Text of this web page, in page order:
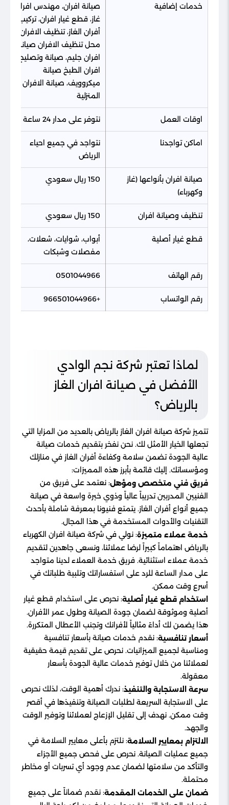
خدمات إضافية
صيانة افران، مهندس افران
غاز، قطع غيار افران، تركيب
أفران الغاز، تنظيف الافران،
محل تنظيف الافران صيانة
افران جليم، صيانة وتصليح
افران الطبخ صيانة
ميكروويف، صيانة الافران
المنزلية
اوقات العمل نتوفر على مدار 24 ساعة
اماكن تواجدنا
نتواجد في جميع احياء
الرياض
صيانة افران بأنواعها (غاز
وكهرباء)
150 ريال سعودي
تنظيف وصيانة افران 150 ريال سعودي
قطع غيار أصلية
أبواب، شوايات، شعلات،
مفصلات وشبكات
رقم الهاتف 0501044966
رقم الواتساب +966501044966
لماذا تعتبر شركة نجم الوادي
الأفضل في صيانة افران الغاز
بالرياض؟
تتميز شركة صيانة افران الغاز بالرياض بالعديد من المزايا التي
تجعلها الخيار الأمثل لك. نحن نفخر بتقديم خدمات صيانة
عالية الجودة تضمن سلامة وكفاءة أفران الغاز في منازلك
ومؤسساتك. إليك قائمة بأبرز هذه المميزات:
فريق فني متخصص ومؤهل: نعتمد على فريق من
الفنيين المدربين تدريباً عالياً وذوي خبرة واسعة في صيانة
جميع أنواع أفران الغاز. يتمتع فنيونا بمعرفة شاملة بأحدث
التقنيات والأدوات المستخدمة في هذا المجال.
خدمة عملاء متميزة: نولي في شركة صيانة افران الكهرباء
بالرياض اهتماماً كبيراً لرضا عملائنا، ونسعى جاهدين لتقديم
خدمة عملاء استثنائية. فريق خدمة العملاء لدينا متواجد
على مدار الساعة للرد على استفساراتك وتلبية طلباتك في
أسرع وقت ممكن.
استخدام قطع غيار أصلية: نحرص على استخدام قطع غيار
أصلية وموثوقة لضمان جودة الصيانة وطول عمر الأفران.
هذا يضمن لك أداءً مثالياً لأفرانك وتجنب الأعطال المتكررة.
أسعار تنافسية: نقدم خدمات صيانة بأسعار تنافسية
ومناسبة لجميع الميزانيات. نحرص على تقديم قيمة حقيقية
لعملائنا من خلال توفير خدمات عالية الجودة بأسعار
معقولة.
سرعة الاستجابة والتنفيذ: ندرك أهمية الوقت، لذلك نحرص
على الاستجابة السريعة لطلبات الصيانة وتنفيذها في أقصر
وقت ممكن. نهدف إلى تقليل الإزعاج لعملائنا وتوفير الوقت
والجهد.
الالتزام بمعايير السلامة: نلتزم بأعلى معايير السلامة في
جميع عمليات الصيانة. نحرص على فحص جميع الأجزاء
والتأكد من سلامتها لضمان عدم وجود أي تسربات أو مخاطر
محتملة.
ضمان على الخدمات المقدمة: نقدم ضماناً على جميع